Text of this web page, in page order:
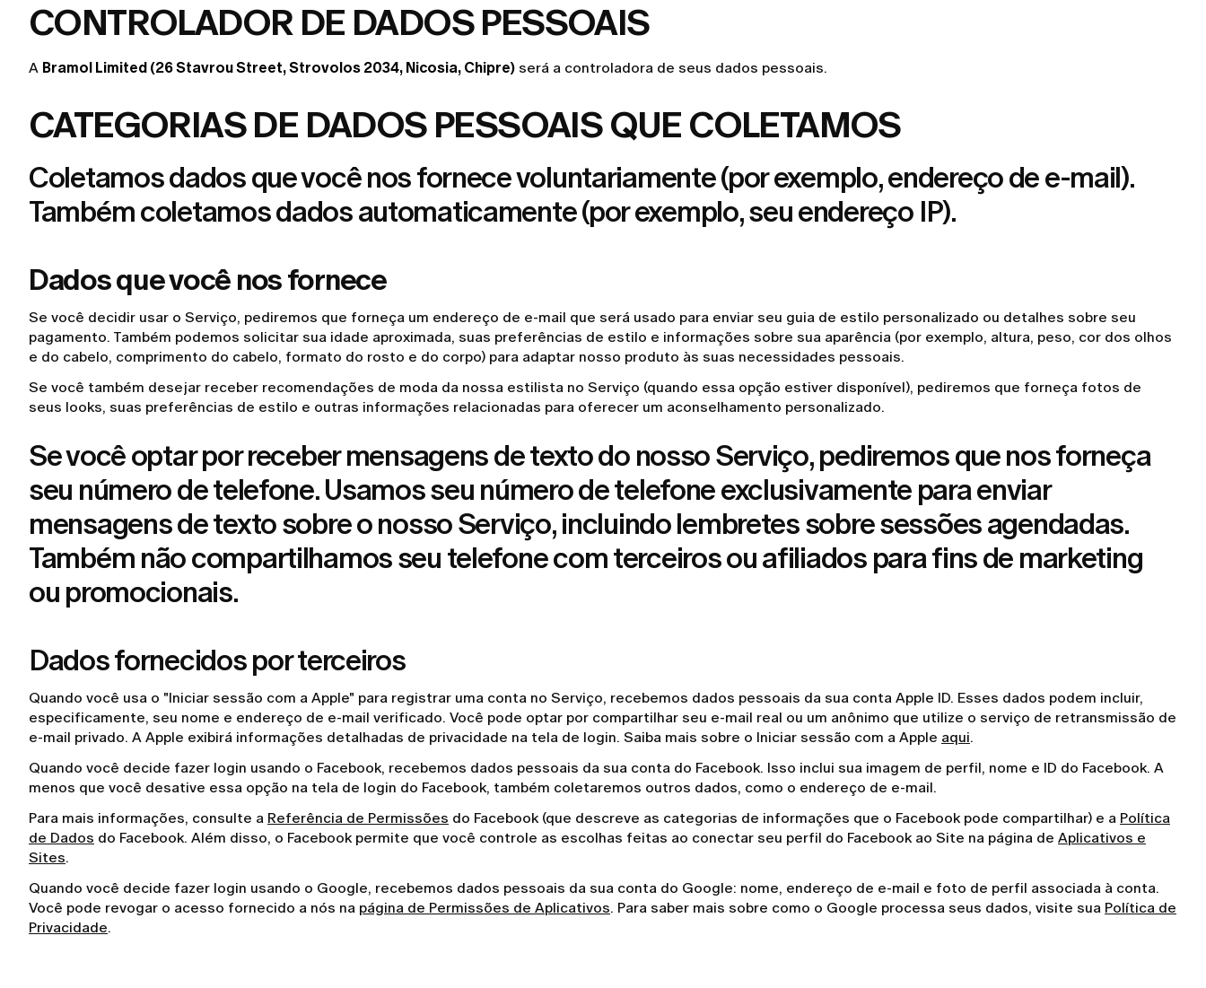
CONTROLADOR DE DADOS PESSOAIS
A Bramol Limited (26 Stavrou Street, Strovolos 2034, Nicosia, Chipre) será a controladora de seus dados pessoais.
CATEGORIAS DE DADOS PESSOAIS QUE COLETAMOS
Coletamos dados que você nos fornece voluntariamente (por exemplo, endereço de e-mail).
Também coletamos dados automaticamente (por exemplo, seu endereço IP).
Dados que você nos fornece
Se você decidir usar o Serviço, pediremos que forneça um endereço de e-mail que será usado para enviar seu guia de estilo personalizado ou detalhes sobre seu
pagamento. Também podemos solicitar sua idade aproximada, suas preferências de estilo e informações sobre sua aparência (por exemplo, altura, peso, cor dos olhos
e do cabelo, comprimento do cabelo, formato do rosto e do corpo) para adaptar nosso produto às suas necessidades pessoais.
Se você também desejar receber recomendações de moda da nossa estilista no Serviço (quando essa opção estiver disponível), pediremos que forneça fotos de
seus looks, suas preferências de estilo e outras informações relacionadas para oferecer um aconselhamento personalizado.
Se você optar por receber mensagens de texto do nosso Serviço, pediremos que nos forneça
seu número de telefone. Usamos seu número de telefone exclusivamente para enviar
mensagens de texto sobre o nosso Serviço, incluindo lembretes sobre sessões agendadas.
Também não compartilhamos seu telefone com terceiros ou afiliados para fins de marketing
ou promocionais.
Dados fornecidos por terceiros
Quando você usa o "Iniciar sessão com a Apple" para registrar uma conta no Serviço, recebemos dados pessoais da sua conta Apple ID. Esses dados podem incluir,
especificamente, seu nome e endereço de e-mail verificado. Você pode optar por compartilhar seu e-mail real ou um anônimo que utilize o serviço de retransmissão de
e-mail privado. A Apple exibirá informações detalhadas de privacidade na tela de login. Saiba mais sobre o Iniciar sessão com a Apple aqui.
Quando você decide fazer login usando o Facebook, recebemos dados pessoais da sua conta do Facebook. Isso inclui sua imagem de perfil, nome e ID do Facebook. A
menos que você desative essa opção na tela de login do Facebook, também coletaremos outros dados, como o endereço de e-mail.
Para mais informações, consulte a Referência de Permissões do Facebook (que descreve as categorias de informações que o Facebook pode compartilhar) e a Política
de Dados do Facebook. Além disso, o Facebook permite que você controle as escolhas feitas ao conectar seu perfil do Facebook ao Site na página de Aplicativos e
Sites.
Quando você decide fazer login usando o Google, recebemos dados pessoais da sua conta do Google: nome, endereço de e-mail e foto de perfil associada à conta.
Você pode revogar o acesso fornecido a nós na página de Permissões de Aplicativos. Para saber mais sobre como o Google processa seus dados, visite sua Política de
Privacidade.